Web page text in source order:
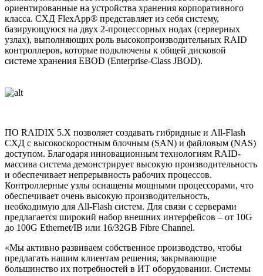
ориентированные на устройства хранения корпоративного
класса. СХД FlexApp® представляет из себя систему,
базирующуюся на двух 2-процессорных нодах (серверных
узлах), выполняющих роль высокопроизводительных RAID
контроллеров, которые подключены к общей дисковой
системе хранения EBOD (Enterprise-Class JBOD).
ПО RAIDIX 5.X позволяет создавать гибридные и All-Flash
СХД с высокоскоростным блочным (SAN) и файловым (NAS)
доступом. Благодаря инновационным технологиям RAID-
массива система демонстрирует высокую производительность
и обеспечивает непрерывность рабочих процессов.
Контроллерные узлы оснащены мощными процессорами, что
обеспечивает очень высокую производительность,
необходимую для All-Flash систем. Для связи с серверами
предлагается широкий набор внешних интерфейсов – от 10G
до 100G Ethernet/IB или 16/32GB Fibre Channel.
«Мы активно развиваем собственное производство, чтобы
предлагать нашим клиентам решения, закрывающие
большинство их потребностей в ИТ оборудовании. Системы